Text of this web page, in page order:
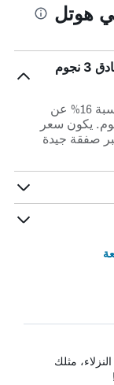
هوتل
هل الأسعار في ألباني هوتل قابلة للمقارنة بفنادق 3 نجوم
متوسط سعر الليلة في ألباني هوتل أرخص بنسبة 16% عن
برايتون لفنادق ذات تصنيف 3 نجوم. يكون سعر
﷼، والتي تعتبر صفقة جيدة
مثلك